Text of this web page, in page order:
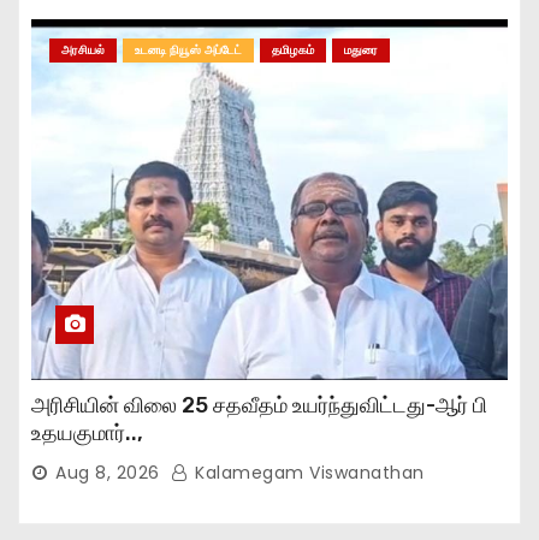
அரசியல் உடனடி நியூஸ் அப்டேட் தமிழகம் மதுரை
அரிசியின் விலை 25 சதவீதம் உயர்ந்துவிட்டது-ஆர் பி
உதயகுமார்..,
Aug 8, 2026 Kalamegam Viswanathan